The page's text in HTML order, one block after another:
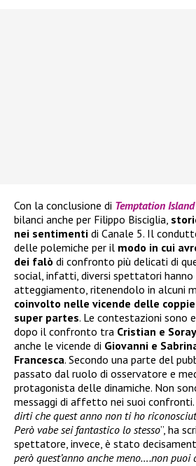
Con la conclusione di Temptation Island
bilanci anche per Filippo Bisciglia,
nei sentimenti di Canale 5. Il
delle polemiche per il modo in cui
dei falò di confronto più delicati di
social, infatti, diversi spettatori
atteggiamento, ritenendolo in alcuni
coinvolto nelle vicende delle
super partes. Le contestazioni sono
dopo il confronto tra Cristian e
anche le vicende di Giovanni e
Francesca. Secondo una parte del
passato dal ruolo di osservatore e
protagonista delle dinamiche. Non
messaggi di affetto nei suoi confronti.
dirti che quest anno non ti ho
Però vabe sei fantastico lo stesso”, ha
spettatore, invece, è stato
però quest’anno anche meno….non puoi